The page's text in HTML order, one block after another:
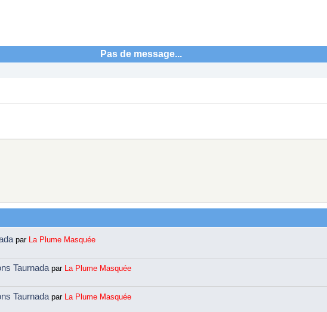
Pas de message...
par La Plume Masquée
Taurnada par La Plume Masquée
Taurnada par La Plume Masquée